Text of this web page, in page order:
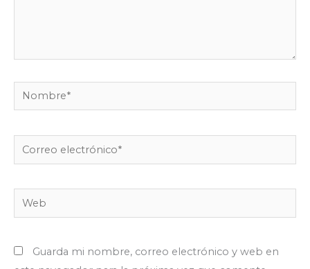
Nombre*
Correo
electrónico*
Web
Guarda mi nombre, correo electrónico y web en